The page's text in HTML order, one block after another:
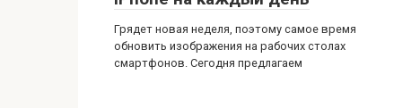
Грядет новая неделя, поэтому самое время
обновить изображения на рабочих столах
смартфонов. Сегодня предлагаем